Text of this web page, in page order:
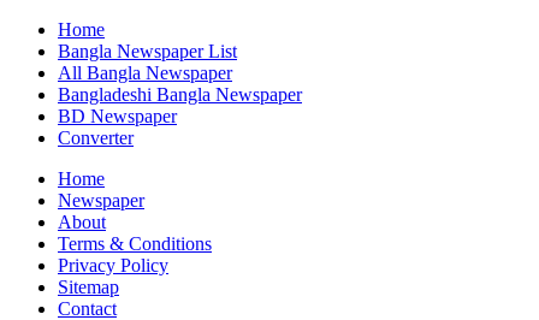
Skip
content
Home
Bangla Newspaper List
All Bangla Newspaper
Bangladeshi Bangla Newspaper
BD Newspaper
Converter
Home
Newspaper
About
Terms & Conditions
Privacy Policy
Sitemap
Contact